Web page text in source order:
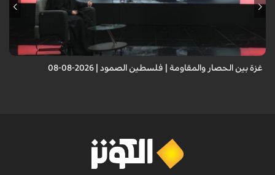
غزة بين الحصار والمقاومة | فلسطين الصمود | 2026-08-08